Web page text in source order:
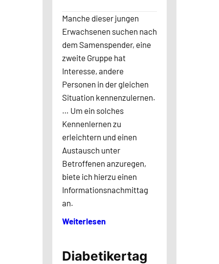
Manche dieser jungen
Erwachsenen suchen nach
dem Samenspender, eine
zweite Gruppe hat
Interesse, andere
Personen in der gleichen
Situation kennenzulernen.
… Um ein solches
Kennenlernen zu
erleichtern und einen
Austausch unter
Betroffenen anzuregen,
biete ich hierzu einen
Informationsnachmittag
an.
Weiterlesen
Diabetikertag